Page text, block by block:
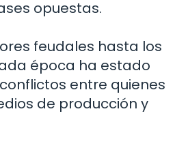
opuestas.
feudales hasta los
época ha estado
entre quienes
de producción y